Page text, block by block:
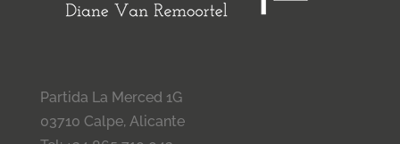
Partida La Merced 1G
03710 Calpe, Alicante